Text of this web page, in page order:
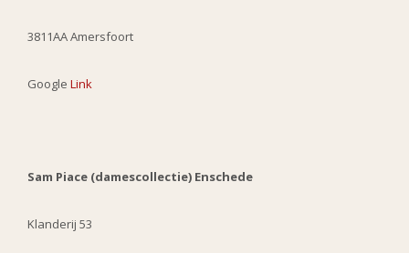
3811AA Amersfoort
Google Link
Sam Piace (damescollectie) Enschede
Klanderij 53